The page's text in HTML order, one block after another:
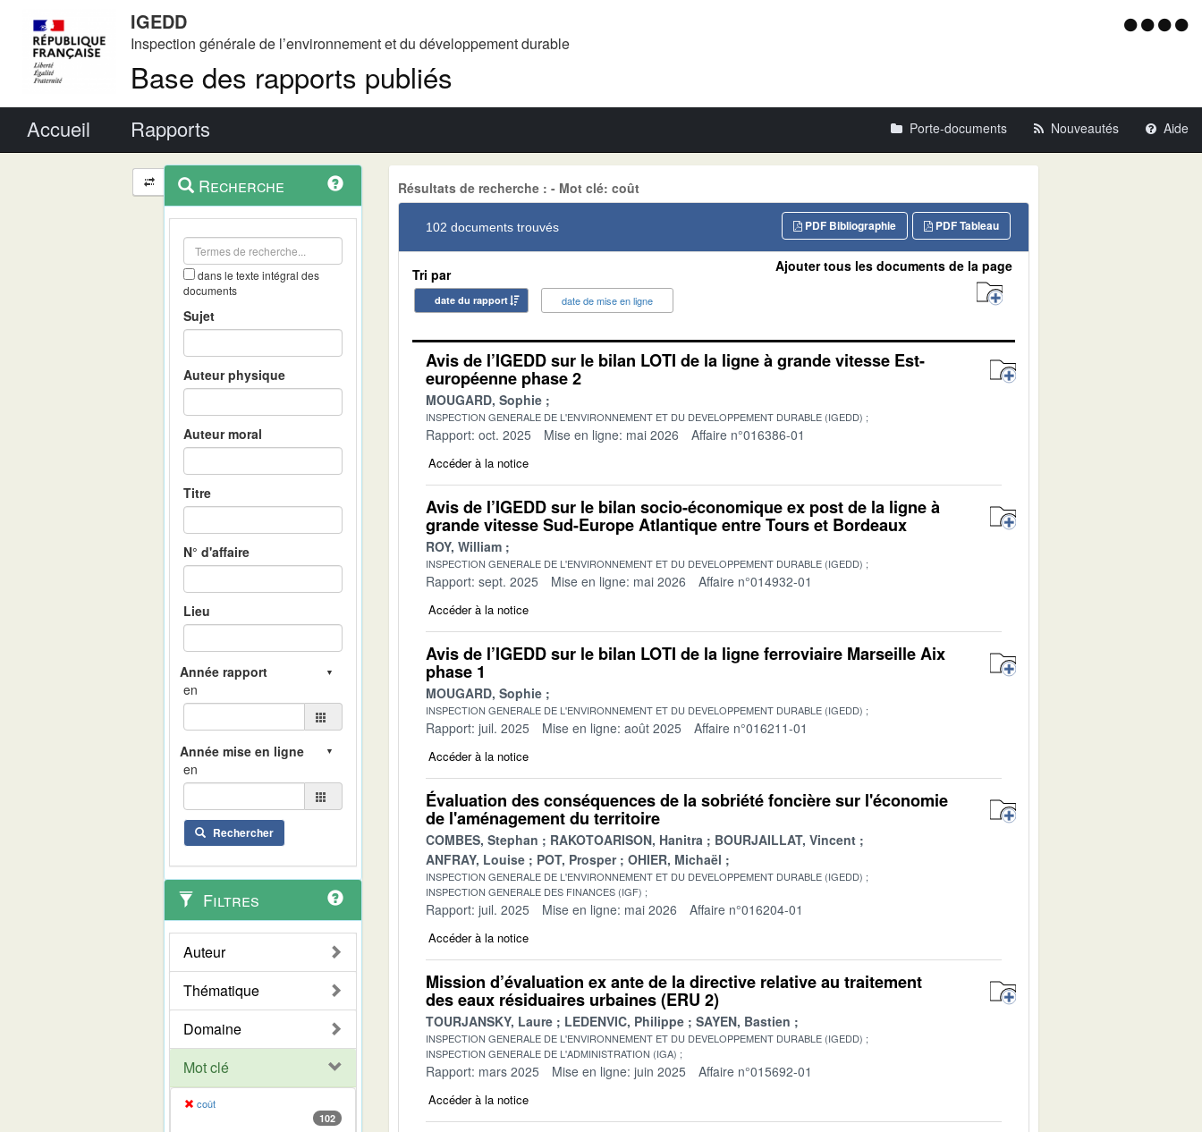
IGEDD
Inspection générale de l’environnement et du développement durable
Base des rapports publiés
Menu
Accueil Rapports Porte-documents Nouveautés Aide
Navigation
et
outils
contextuel
Recherche
dans le texte intégral des
documents
Sujet
Auteur physique
Auteur moral
Titre
N° d'affaire
Lieu
en
en
Rechercher
Filtres
Auteur
Thématique
Domaine
Mot clé
coût
102
Résultats de recherche : - Mot clé: coût
102 documents trouvés PDF Tableau
PDF Bibliographie
Tri par
date du rapport date de mise en ligne
Ajouter tous les documents de la page
Avis de l’IGEDD sur le bilan LOTI de la ligne à grande vitesse Est-
européenne phase 2
MOUGARD, Sophie
INSPECTION GENERALE DE L'ENVIRONNEMENT ET DU DEVELOPPEMENT DURABLE (IGEDD)
Rapport: oct. 2025 Mise en ligne: mai 2026 Affaire n°016386-01
Accéder à la notice
Avis de l’IGEDD sur le bilan socio-économique ex post de la ligne à
grande vitesse Sud-Europe Atlantique entre Tours et Bordeaux
ROY, William
INSPECTION GENERALE DE L'ENVIRONNEMENT ET DU DEVELOPPEMENT DURABLE (IGEDD)
Rapport: sept. 2025 Mise en ligne: mai 2026 Affaire n°014932-01
Accéder à la notice
Avis de l’IGEDD sur le bilan LOTI de la ligne ferroviaire Marseille Aix
phase 1
MOUGARD, Sophie
INSPECTION GENERALE DE L'ENVIRONNEMENT ET DU DEVELOPPEMENT DURABLE (IGEDD)
Rapport: juil. 2025 Mise en ligne: août 2025 Affaire n°016211-01
Accéder à la notice
Évaluation des conséquences de la sobriété foncière sur l'économie
de l'aménagement du territoire
COMBES, Stephan RAKOTOARISON, Hanitra
BOURJAILLAT, Vincent
ANFRAY, Louise
POT, Prosper OHIER, Michaël
INSPECTION GENERALE DE L'ENVIRONNEMENT ET DU DEVELOPPEMENT DURABLE (IGEDD)
INSPECTION GENERALE DES FINANCES (IGF)
Rapport: juil. 2025 Mise en ligne: mai 2026 Affaire n°016204-01
Accéder à la notice
Mission d’évaluation ex ante de la directive relative au traitement
des eaux résiduaires urbaines (ERU 2)
TOURJANSKY, Laure LEDENVIC, Philippe SAYEN, Bastien
INSPECTION GENERALE DE L'ENVIRONNEMENT ET DU DEVELOPPEMENT DURABLE (IGEDD)
INSPECTION GENERALE DE L'ADMINISTRATION (IGA)
Rapport: mars 2025 Mise en ligne: juin 2025 Affaire n°015692-01
Accéder à la notice